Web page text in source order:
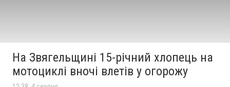
На Звягельщині 15-річний хлопець на
мотоциклі вночі влетів у огорожу